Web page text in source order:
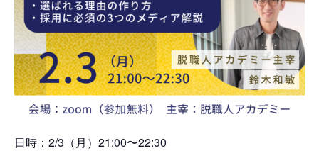
日時：2/3（月）21:00〜22:30